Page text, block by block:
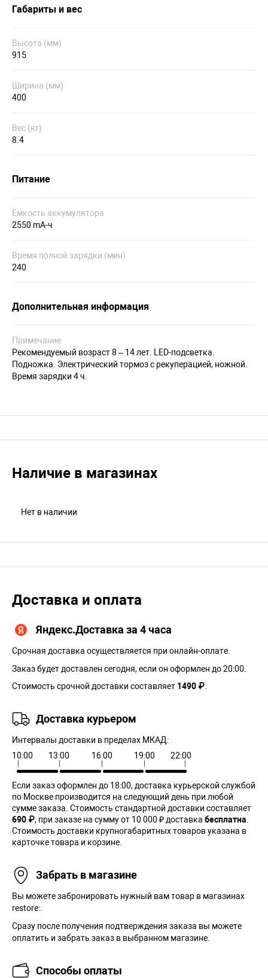
Габариты и вес
Высота (мм)
915
Ширина (мм)
400
Вес (кг)
8.4
Питание
Емкость аккумулятора
2550 mA-ч
Время полной зарядки (мин)
240
Дополнительная информация
Примечание
Рекомендуемый возраст 8 – 14 лет. LED-подсветка.
Подножка. Электрический тормоз с рекуперацией, ножной.
Время зарядки 4 ч.
Наличие в магазинах
Нет в наличии
Доставка и оплата
Яндекс.Доставка за 4 часа
Срочная доставка осуществляется при онлайн-оплате.
Заказ будет доставлен сегодня, если он оформлен до 20:00.
Стоимость срочной доставки составляет 1490 ₽
Доставка курьером
Интервалы доставки в пределах МКАД:
10:00
13:00 16:00 19:00 22:00
Если заказ оформлен до 18:00, доставка курьерской службой
по Москве производится на следующий день при любой
сумме заказа. Cтоимость стандартной доставки составляет
690 ₽, при заказе на сумму от 10 000 ₽ доставка бесплатна
Стоимость доставки крупногабаритных товаров указана в
карточке товара и корзине.
Забрать в магазине
Вы можете забронировать нужный вам товар в магазинах
restore:.
Сразу после получения подтверждения заказа вы можете
оплатить и забрать заказ в выбранном магазине.
Способы оплаты